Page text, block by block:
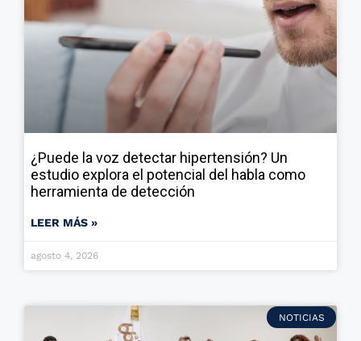
¿Puede la voz detectar hipertensión? Un
estudio explora el potencial del habla como
herramienta de detección
LEER MÁS »
agosto 4, 2026
NOTICIAS